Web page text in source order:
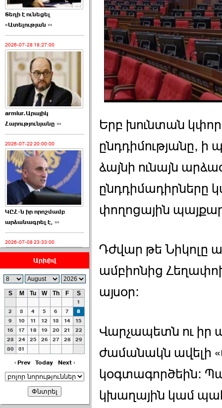
Տեղի է ունեցել
«Ատելության ›››
2026-07-28 18:27:00
armlur.Արայիկ
Հարությունյանը ›››
2026-07-22 20:00:00
ԿԸՀ-ն իր որոշմամբ
արձանագրել է, ›››
2026-07-08 23:33:00
ՀԱՅԱՊԱՀՊԱՆՈՒԹԻՒՆ՝
ՀԱՒԱՏՔԻ ԵՒ
ԿՐԹՈՒԹԵԱՆ
ՃԱՆԱՊԱՐՀՈՎ ›››
2026-07-06 06:50:00
Արխիվ
S M Tu W Th F S
1
2
3 4 5 6 7
8
9
10 11 12 13 14
15
16
17 18 19 20 21
22
23
24 25 26 27 28
29
30
31
‹ Prev Today Next ›
Երբ խունտան
ընդդիմությանը,
ձայնի ունայն
ընդդիմադիրները
փողոցային
Դժվար թե Նիկոլը
ամբիոնից
այսօր։
Վարչապետն ու
ժամանակն ավելի
կօգտագործեին։
կխաղային կամ